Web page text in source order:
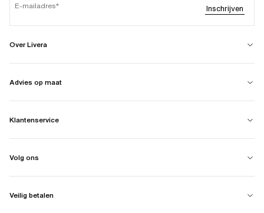
E-mailadres Inschrijven
Over Livera
Advies op maat
Klantenservice
Volg ons
Veilig betalen